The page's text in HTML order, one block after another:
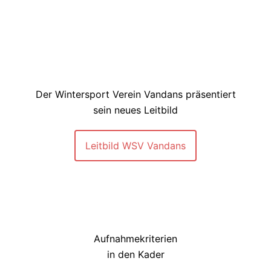
Der Wintersport Verein Vandans präsentiert
sein neues Leitbild
Leitbild WSV Vandans
Aufnahmekriterien
in den Kader